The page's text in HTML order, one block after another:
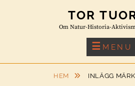
TOR
Om Natur-Historia-
MENU
HEM INLÄGG